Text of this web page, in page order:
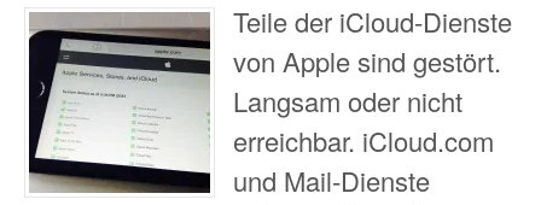
Teile der iCloud-Dienste
von Apple sind gestört.
Langsam oder nicht
erreichbar. iCloud.com
und Mail-Dienste